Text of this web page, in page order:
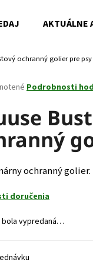
AKTUÁLNE
ochranný golier pre
Podrobnosti
ochranný golier.
doručenia
bola vypredaná…